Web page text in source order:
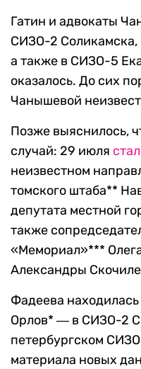
Гатин и адвокаты
СИЗО-2
а также в СИЗО-5
оказалось. До сих
Чанышевой
Позже выяснилось,
случай: 29 июля
неизвестном
томского штаба**
депутата местной
также
«Мемориал»***
Александры
Фадеева
Орлов* ― в СИЗО-2
петербургском
материала новых